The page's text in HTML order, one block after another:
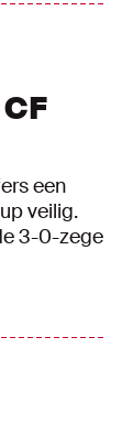
een
veilig.
3-0-zege